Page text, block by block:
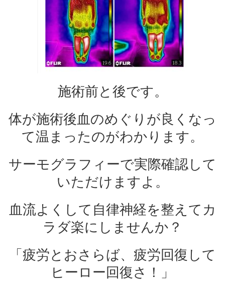
施術前と後です。
体が施術後血のめぐりが良くなっ
て温まったのがわかります。
サーモグラフィーで実際確認して
いただけますよ。
血流よくして自律神経を整えてカ
ラダ楽にしませんか？
「疲労とおさらば、疲労回復して
ヒーロー回復さ！」